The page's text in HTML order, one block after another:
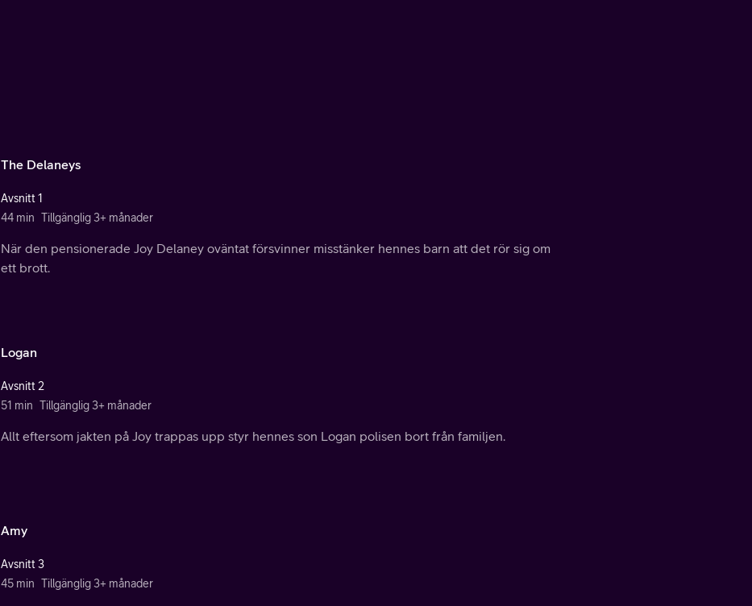
The Delaneys
Avsnitt 1
44 min Tillgänglig 3+ månader
När den pensionerade Joy Delaney oväntat försvinner misstänker hennes barn att det rör sig om
ett brott.
Logan
Avsnitt 2
51 min Tillgänglig 3+ månader
Allt eftersom jakten på Joy trappas upp styr hennes son Logan polisen bort från familjen.
Amy
Avsnitt 3
45 min Tillgänglig 3+ månader